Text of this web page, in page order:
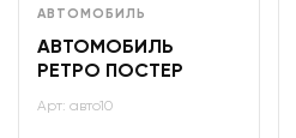
АВТОМОБИЛЬ
АВТОМОБИЛЬ
РЕТРО ПОСТЕР
Арт: авто10